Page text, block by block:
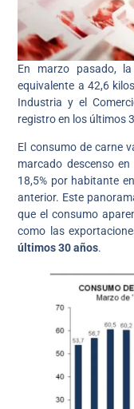
En marzo pasado,
equivalente a 42,6
Industria y el
registro en los últimos
El consumo de carne
marcado descenso
18,5% por habitante
anterior. Este
que el consumo
como las
últimos 30 años.